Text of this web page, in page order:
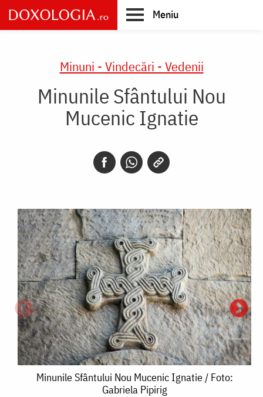
Skip
to
main
Meniu
Minuni - Vindecări - Vedenii
Minunile Sfântului Nou
Mucenic Ignatie
Minunile
Minunile Sfântului Nou Mucenic Ignatie / Foto:
Gabriela Pipirig